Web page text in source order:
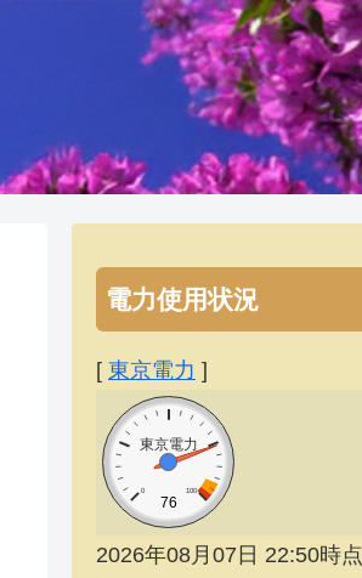
電力使用状況
[ 東京電力 ]
東京電力
0 100
76
2026年08月07日 22:50時点